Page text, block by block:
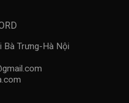
Trưng-Hà Nội